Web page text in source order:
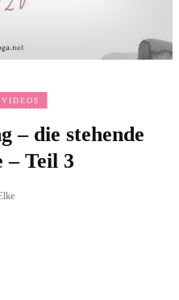
– die stehende
– Teil 3